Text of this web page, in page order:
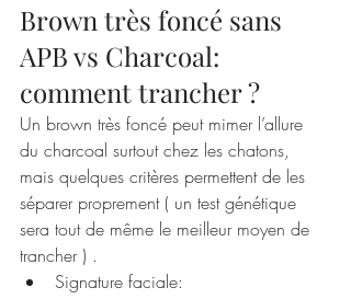
Brown très foncé sans
APB vs Charcoal:
comment trancher ?
Un brown très foncé peut mimer l’allure
du charcoal surtout chez les chatons,
mais quelques critères permettent de les
séparer proprement ( un test génétique
sera tout de même le meilleur moyen de
trancher ) .
Signature faciale: